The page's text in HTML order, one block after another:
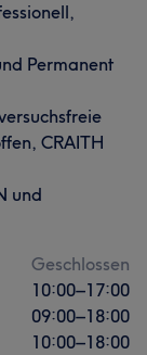
Permanent
CRAITH
und
Geschlossen
10:00–17:00
09:00–18:00
10:00–18:00